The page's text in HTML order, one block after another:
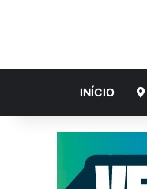
INÍCIO